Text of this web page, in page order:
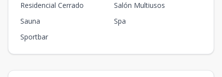
Residencial Cerrado
Salón Multiusos
Sauna
Spa
Sportbar